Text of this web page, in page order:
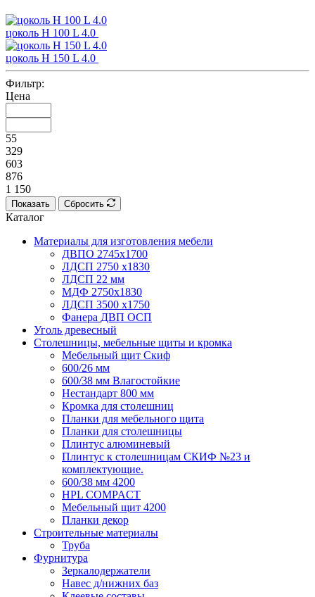
цоколь Н 100 L 4.0
цоколь Н 150 L 4.0
Фильтр:
Цена
55
329
603
876
1 150
Показать Сбросить
Каталог
Материалы для изготовления мебели
ДВПО 2745х1700
ЛДСП 2750 х1830
ЛДСП 22 мм
МДФ 2750х1830
ЛДСП 3500 х1750
Фанера ДВП ОСП
Уголь древесный
Столешницы, мебельные щиты и кромка
Мебельный щит Скиф
600/26 мм
600/38 мм Влагостойкие
Нестандарт 800 мм
Кромка для столешниц
Планки для мебельного щита
Планки для столешницы
Плинтус алюминевый
Плинтус к столешницам СКИФ №23 и
комплектующие.
600/38 мм 4200
HPL COMPACT
Мебельный щит 4200
Планки декор
Строительные материалы
Труба
Фурнитура
Зеркалодержатели
Навес д/нижних баз